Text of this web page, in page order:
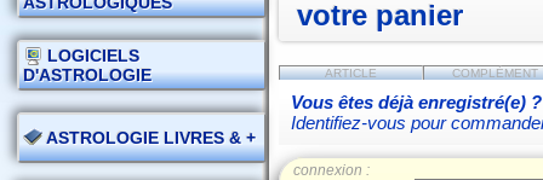
LOGICIELS
D'ASTROLOGIE
ASTROLOGIE LIVRES & +
votre panier
ARTICLE COMPLÉMENT
Vous êtes déjà enregistré(e) ?
Identifiez-vous pour
connexion :